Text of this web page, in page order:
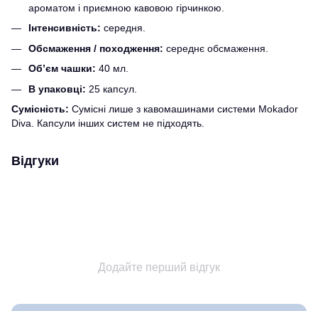
ароматом і приємною кавовою гірчинкою.
Інтенсивність: середня.
Обсмаження / походження: середнє обсмаження.
Об’єм чашки: 40 мл.
В упаковці: 25 капсул.
Сумісність: Сумісні лише з кавомашинами системи Mokador
Diva. Капсули інших систем не підходять.
Відгуки
Додайте перший відгук